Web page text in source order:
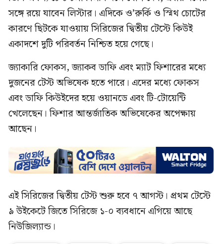
সঙ্গে রয়ে যাবেন লিস্টার। এদিকে ও’রুর্কি ও স্মিথ চোটের
কারণে ছিটকে যাওয়ায় সিরিজের দ্বিতীয় টেস্টে কিউই
একাদশে দুটি পরিবর্তন নিশ্চিত হয়ে গেছে।
জ্যাকারি ফোকস, জ্যাকব ডাফি এবং ম্যাট ফিশারের মধ্যে
দুজনের টেস্ট অভিষেক হতে পারে। এদের মধ্যে ফোকস
এবং ডাফি কিউইদের হয়ে ওয়ানডে এবং টি-টোয়েন্টি
খেলেছেন। ফিশার আন্তর্জাতিক অভিষেকের অপেক্ষায়
আছেন।
এই সিরিজের দ্বিতীয় টেস্ট শুরু হবে ৭ আগস্ট। প্রথম টেস্টে
৯ উইকেটে জিতে সিরিজে ১-০ ব্যবধানে এগিয়ে আছে
নিউজিল্যান্ড।